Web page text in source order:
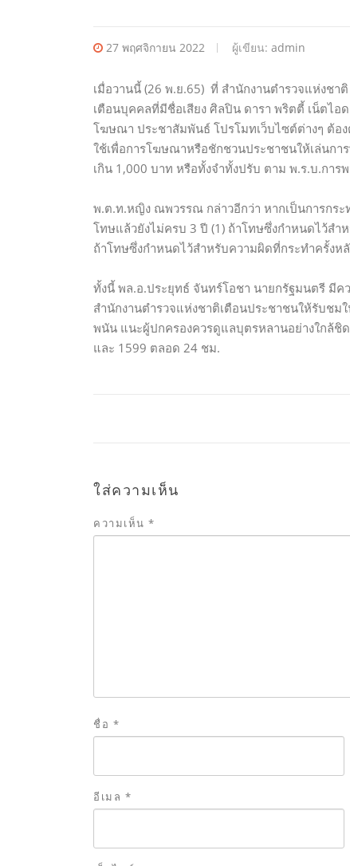
27 พฤศจิกายน 2022 ผู้เขียน: admin
เมื่อวานนี้ (26 พ.ย.65) ที่ สำนักงานตำรวจแห่ง
เตือนบุคคลที่มีชื่อเสียง ศิลปิน ดารา พริตตี้ เน็ตไอ
โฆษณา ประชาสัมพันธ์ โปรโมทเว็บไซต์ต่างๆ ต้อง
ใช้เพื่อการโฆษณาหรือชักชวนประชาชนให้เล่นก
เกิน 1,000 บาท หรือทั้งจำทั้งปรับ ตาม พ.ร.บ.การ
พ.ต.ท.หญิง ณพวรรณ กล่าวอีกว่า หากเป็นการกร
โทษแล้วยังไม่ครบ 3 ปี (1) ถ้าโทษซึ่งกำหนดไว้ส
ถ้าโทษซึ่งกำหนดไว้สำหรับความผิดที่กระทำครั้งห
ทั้งนี้ พล.อ.ประยุทธ์ จันทร์โอชา นายกรัฐมนตรี มีค
สำนักงานตำรวจแห่งชาติเตือนประชาชนให้รับชม
พนัน แนะผู้ปกครองควรดูแลบุตรหลานอย่างใกล้ชิ
และ 1599 ตลอด 24 ชม.
ใส่ความเห็น
ความเห็น *
ชื่อ *
อีเมล *